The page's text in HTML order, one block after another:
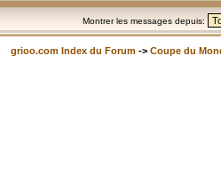
Montrer les messages depuis:
grioo.com Index du Forum -> Coupe du